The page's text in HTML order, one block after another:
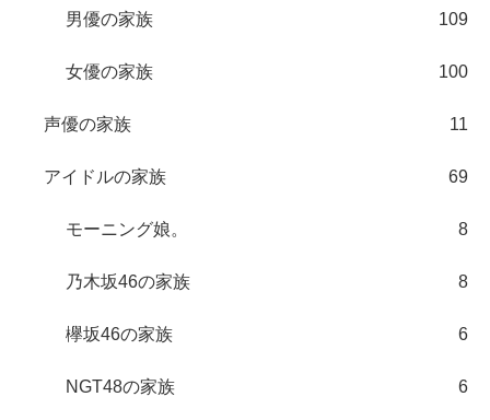
男優の家族 109
女優の家族 100
声優の家族 11
アイドルの家族 69
モーニング娘。 8
乃木坂46の家族 8
欅坂46の家族 6
NGT48の家族 6